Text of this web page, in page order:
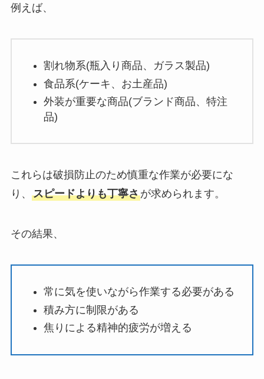
例えば、
割れ物系(瓶入り商品、ガラス製品)
食品系(ケーキ、お土産品)
外装が重要な商品(ブランド商品、特注
品)
これらは破損防止のため慎重な作業が必要にな
り、 スピードよりも丁寧さが求められます。
その結果、
常に気を使いながら作業する必要がある
積み方に制限がある
焦りによる精神的疲労が増える